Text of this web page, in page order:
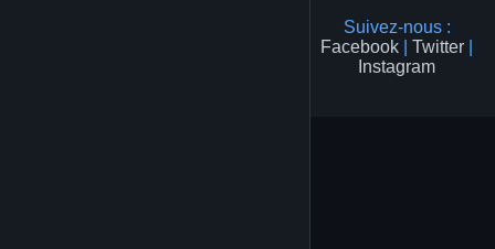
Suivez-nous :
Facebook
Twitter
Instagram